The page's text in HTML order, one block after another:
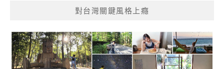
對台灣關鍵風格上癮